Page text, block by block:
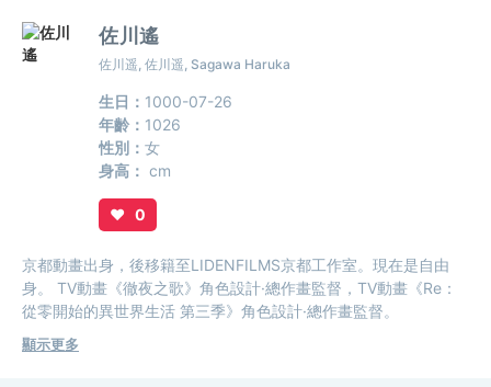
佐川遙
佐川遥, 佐川遥, Sagawa Haruka
生日： 1000-07-26
年齡： 1026
性別：女
身高： cm
♥ 0
京都動畫出身，後移籍至LIDENFILMS京都工作室。現在是自由
身。 TV動畫《徹夜之歌》角色設計·總作畫監督，TV動畫《Re：
從零開始的異世界生活 第三季》角色設計·總作畫監督。
顯示更多